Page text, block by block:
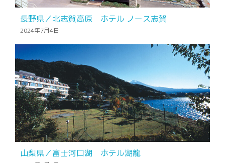
長野県／北志賀高原 ホテル ノース志賀
2024年7月4日
山梨県／富士河口湖 ホテル湖龍